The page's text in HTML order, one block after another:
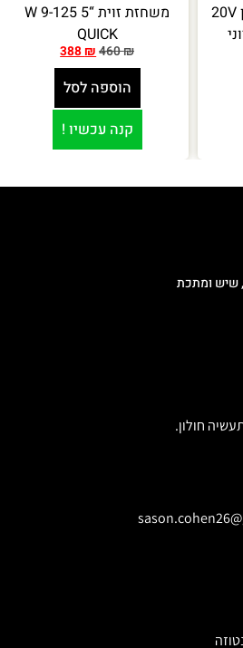
משחזת זוית “5 W 9-125
QUICK
460₪
388₪
הוספה לסל
קנה עכשיו !
מפוח רב תכליתי נטען 20V
שיש ומתכת